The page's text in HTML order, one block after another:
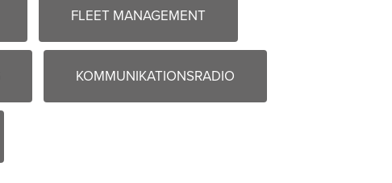
FLEET MANAGEMENT
KOMMUNIKATIONSRADIO